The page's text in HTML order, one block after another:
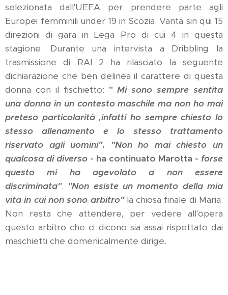
selezionata dall'UEFA per prendere parte agli
Europei femminili under 19 in Scozia. Vanta sin qui 15
direzioni di gara in Lega Pro di cui 4 in questa
stagione. Durante una intervista a Dribbling la
trasmissione di RAI 2 ha rilasciato la seguente
dichiarazione che ben delinea il carattere di questa
donna con il fischietto: "Mi sono sempre sentita
una donna in un contesto maschile ma non ho mai
preteso particolarità ,infatti ho sempre chiesto lo
stesso allenamento e lo stesso trattamento
riservato agli uomini".
"Non ho mai chiesto un
qualcosa di diverso - ha continuato Marotta - forse
questo mi ha agevolato a non essere
discriminata". "Non esiste un momento della mia
vita in cui non sono arbitro" la chiosa finale di Maria.
Non resta che attendere, per vedere all'opera
questo arbitro che ci dicono sia assai rispettato dai
maschietti che domenicalmente dirige.